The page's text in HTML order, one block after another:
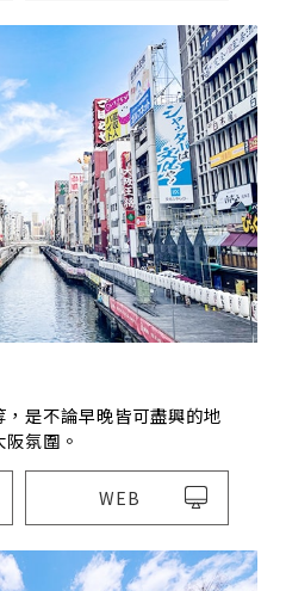
是不論早晚皆可盡興的地
氛圍。
WEB